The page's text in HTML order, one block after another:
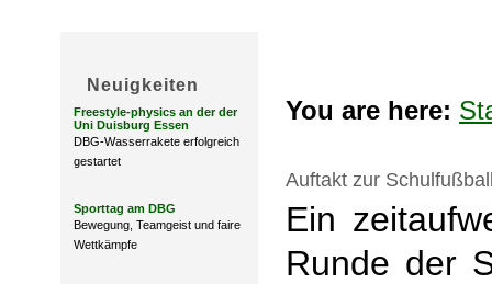
Neuigkeiten
Freestyle-physics an der der
Uni Duisburg Essen
DBG-Wasserrakete erfolgreich
gestartet
Sporttag am DBG
Bewegung, Teamgeist und faire
Wettkämpfe
You are here:
Auftakt zur
Ein
Runde der